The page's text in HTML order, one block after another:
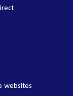
websites